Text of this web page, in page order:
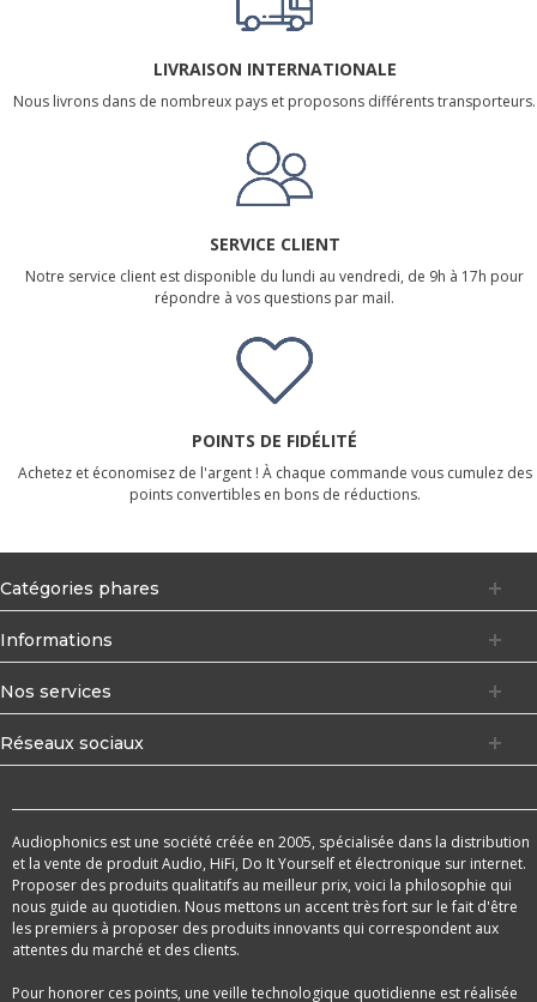
LIVRAISON INTERNATIONALE
Nous livrons dans de nombreux pays et proposons différents transporteurs.
SERVICE CLIENT
Notre service client est disponible du lundi au vendredi, de 9h à 17h pour
répondre à vos questions par mail.
POINTS DE FIDÉLITÉ
Achetez et économisez de l'argent ! À chaque commande vous cumulez des
points convertibles en bons de réductions.
Catégories phares
Informations
Nos services
Réseaux sociaux
Audiophonics est une société créée en 2005, spécialisée dans la distribution
et la vente de produit Audio, HiFi, Do It Yourself et électronique sur internet.
Proposer des produits qualitatifs au meilleur prix, voici la philosophie qui
nous guide au quotidien. Nous mettons un accent très fort sur le fait d'être
les premiers à proposer des produits innovants qui correspondent aux
attentes du marché et des clients.
Pour honorer ces points, une veille technologique quotidienne est réalisée